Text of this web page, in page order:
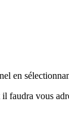
en
faudra vous